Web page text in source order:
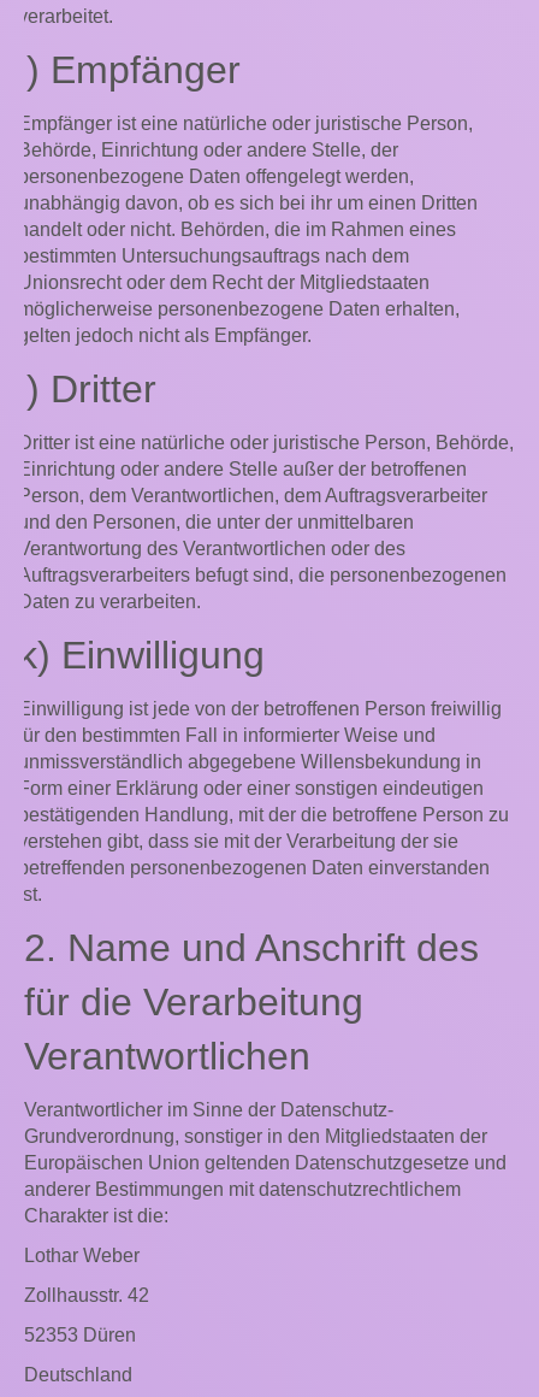
verarbeitet.
i) Empfänger
Empfänger ist eine natürliche oder juristische Person,
Behörde, Einrichtung oder andere Stelle, der
personenbezogene Daten offengelegt werden,
unabhängig davon, ob es sich bei ihr um einen Dritten
handelt oder nicht. Behörden, die im Rahmen eines
bestimmten Untersuchungsauftrags nach dem
Unionsrecht oder dem Recht der Mitgliedstaaten
möglicherweise personenbezogene Daten erhalten,
gelten jedoch nicht als Empfänger.
j) Dritter
Dritter ist eine natürliche oder juristische Person, Behörde,
Einrichtung oder andere Stelle außer der betroffenen
Person, dem Verantwortlichen, dem Auftragsverarbeiter
und den Personen, die unter der unmittelbaren
Verantwortung des Verantwortlichen oder des
Auftragsverarbeiters befugt sind, die personenbezogenen
Daten zu verarbeiten.
k) Einwilligung
Einwilligung ist jede von der betroffenen Person freiwillig
für den bestimmten Fall in informierter Weise und
unmissverständlich abgegebene Willensbekundung in
Form einer Erklärung oder einer sonstigen eindeutigen
bestätigenden Handlung, mit der die betroffene Person zu
verstehen gibt, dass sie mit der Verarbeitung der sie
betreffenden personenbezogenen Daten einverstanden
ist.
2. Name und Anschrift des
für die Verarbeitung
Verantwortlichen
Verantwortlicher im Sinne der Datenschutz-
Grundverordnung, sonstiger in den Mitgliedstaaten der
Europäischen Union geltenden Datenschutzgesetze und
anderer Bestimmungen mit datenschutzrechtlichem
Charakter ist die:
Lothar Weber
Zollhausstr. 42
52353 Düren
Deutschland